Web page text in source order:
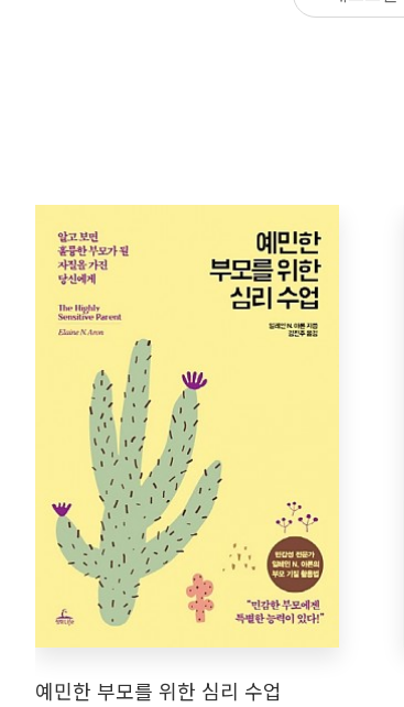
예민한 부모를 위한 심리 수업